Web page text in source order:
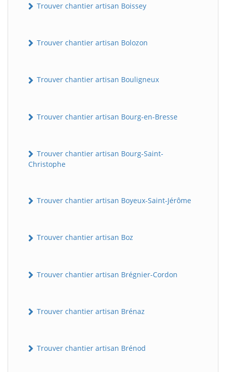
Trouver chantier artisan Boissey
Trouver chantier artisan Bolozon
Trouver chantier artisan Bouligneux
Trouver chantier artisan Bourg-en-Bresse
Trouver chantier artisan Bourg-Saint-
Christophe
Trouver chantier artisan Boyeux-Saint-Jérôme
Trouver chantier artisan Boz
Trouver chantier artisan Brégnier-Cordon
Trouver chantier artisan Brénaz
Trouver chantier artisan Brénod